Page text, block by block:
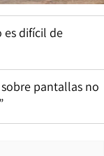
es difícil de
pantallas no